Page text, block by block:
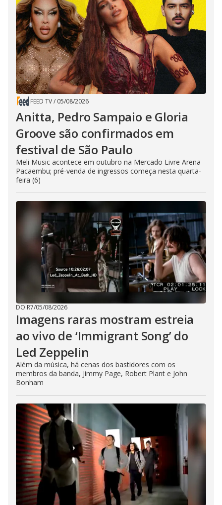
FEED TV/ 05/08/2026
Anitta, Pedro Sampaio e Gloria
Groove são confirmados em
festival de São Paulo
Meli Music acontece em outubro na Mercado Livre Arena
Pacaembu; pré-venda de ingressos começa nesta quarta-
feira (6)
DO R7/05/08/2026
Imagens raras mostram estreia
ao vivo de ‘Immigrant Song’ do
Led Zeppelin
Além da música, há cenas dos bastidores com os
membros da banda, Jimmy Page, Robert Plant e John
Bonham